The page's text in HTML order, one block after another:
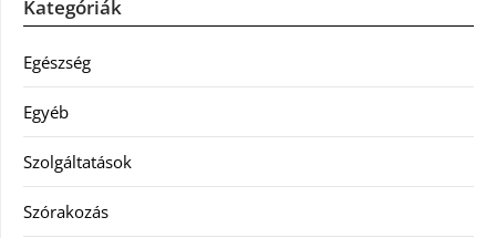
Kategóriák
Egészség
Egyéb
Szolgáltatások
Szórakozás